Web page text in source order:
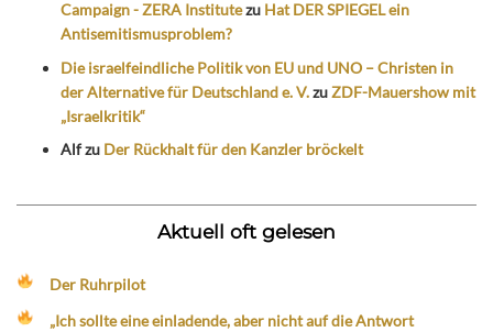
Campaign - ZERA Institutezu Hat DER SPIEGEL ein
Antisemitismusproblem?
Die israelfeindliche Politik von EU und UNO – Christen in
der Alternative für Deutschland e. V.zuZDF-Mauershow mit
„Israelkritik“
Alfzu Der Rückhalt für den Kanzler bröckelt
Aktuell oft gelesen
Der Ruhrpilot
„Ich sollte eine einladende, aber nicht auf die Antwort